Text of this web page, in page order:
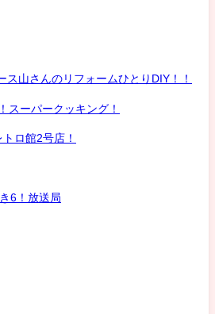
ス山さんのリフォームひとりDIY！！
スーパークッキング！
ロ館2号店！
6！放送局